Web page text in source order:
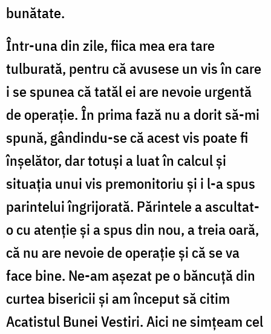
bunătate.
Într-una din zile, fiica mea era tare
tulburată, pentru că avusese un vis în care
i se spunea că tatăl ei are nevoie urgentă
de operație. În prima fază nu a dorit să-mi
spună, gândindu-se că acest vis poate fi
înşelător, dar totuși a luat în calcul și
situația unui vis premonitoriu și i l-a spus
parintelui îngrijorată. Părintele a ascultat-
o cu atenție și a spus din nou, a treia oară,
că nu are nevoie de operație și că se va
face bine. Ne-am așezat pe o băncuţă din
curtea bisericii și am început să citim
Acatistul Bunei Vestiri. Aici ne simțeam cel